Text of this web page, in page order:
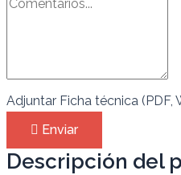
Adjuntar Ficha técnica (PDF,
Enviar
Descripción del